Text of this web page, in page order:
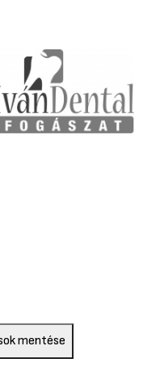
mentése